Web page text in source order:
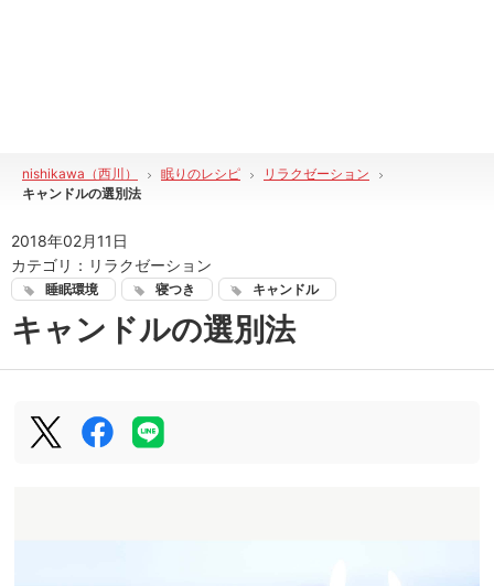
nishikawa（西川） 眠りのレシピ
リラクゼーション
キャンドルの選別法
2018年02月11日
カテゴリ： リラクゼーション
睡眠環境 寝つき キャンドル
キャンドルの選別法